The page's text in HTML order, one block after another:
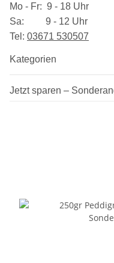
Mo - Fr: 9 - 18 Uhr
Sa: 9 - 12 Uhr
Tel: 03​671 530507
Kategorien
Jetzt sparen –